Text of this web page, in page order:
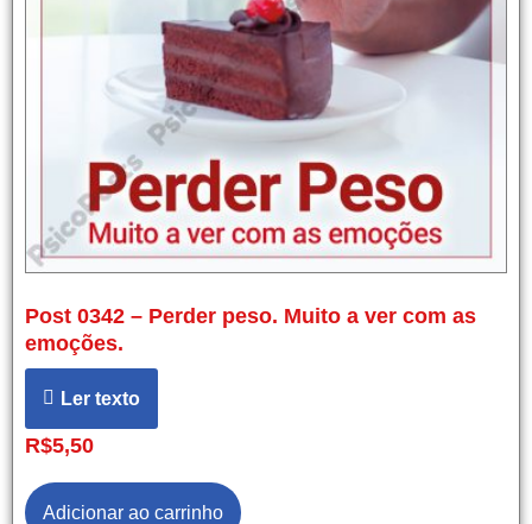
Post 0342 – Perder peso. Muito a ver com as
emoções.
Ler texto
R$5,50
Adicionar ao carrinho